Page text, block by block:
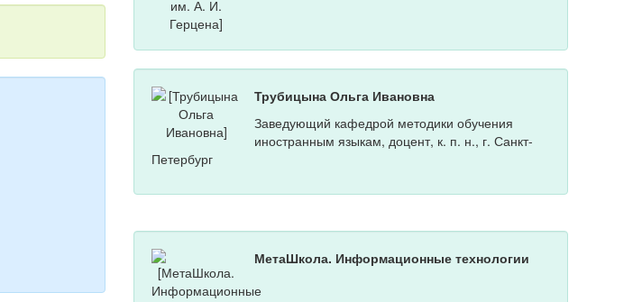
Трубицына Ольга Ивановна
Заведующий кафедрой методики обучения
иностранным языкам, доцент, к. п. н., г. Санкт-
Петербург
МетаШкола. Информационные технологии